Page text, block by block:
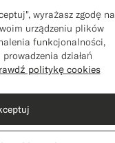
wyrażasz zgodę na
urządzeniu plików
funkcjonalności,
działań
politykę cookies